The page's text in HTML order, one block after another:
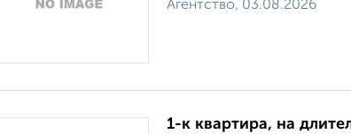
Агентство, 03.08.2026
1-к квартира, на